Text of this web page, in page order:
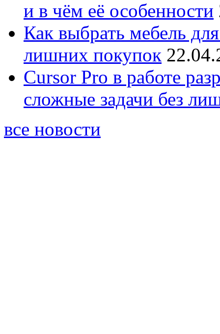
и в чём её особенности
Как выбрать мебель
лишних покупок
Cursor Pro в работе
сложные задачи без
все новости